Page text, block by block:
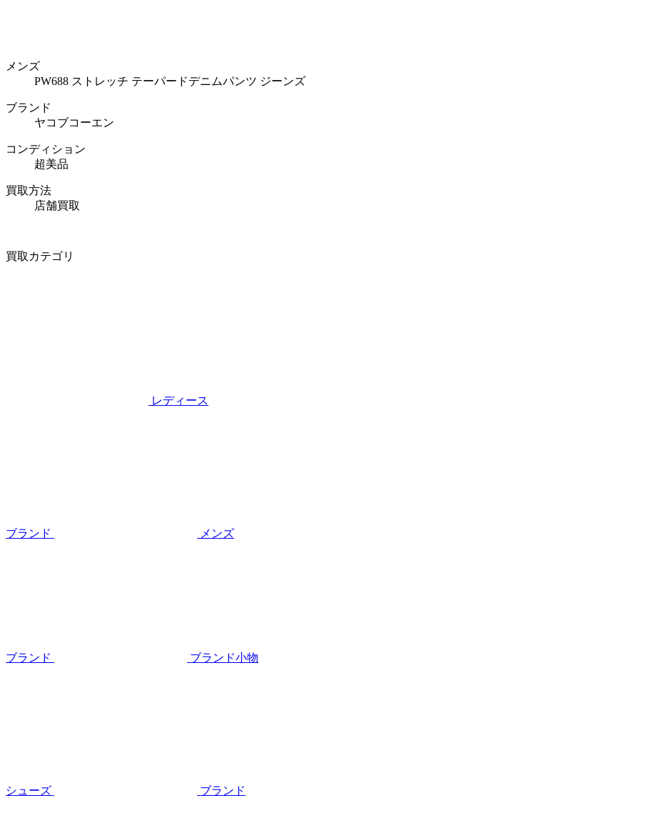
メンズ
PW688 ストレッチ テーパードデニムパンツ ジーンズ
ブランド
ヤコブコーエン
コンディション
超美品
買取方法
店舗買取
買取カテゴリ
レディース
ブランド メンズ
ブランド ブランド小物
シューズ ブランド